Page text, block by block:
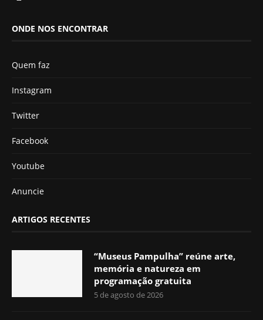
ONDE NOS ENCONTRAR
Quem faz
Instagram
Twitter
Facebook
Youtube
Anuncie
ARTIGOS RECENTES
“Museus Pampulha” reúne arte,
memória e natureza em
programação gratuita
5 de agosto de 2026